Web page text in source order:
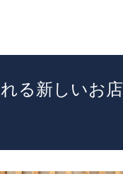
る新しいお